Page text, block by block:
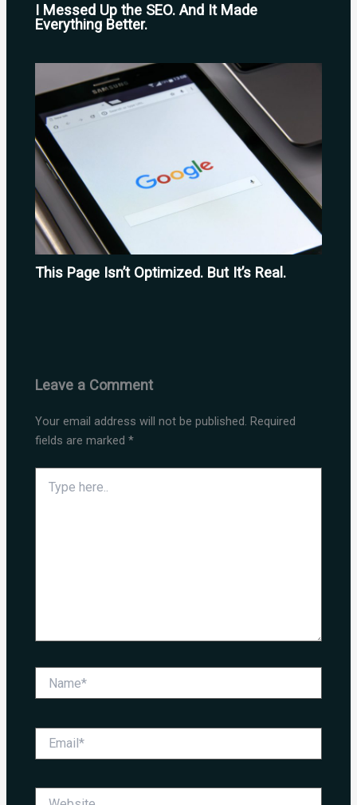
I Messed Up the SEO. And It Made
Everything Better.
This Page Isn’t Optimized. But It’s Real.
Leave a Comment
Your email address will not be published. Required
fields are marked*
here..